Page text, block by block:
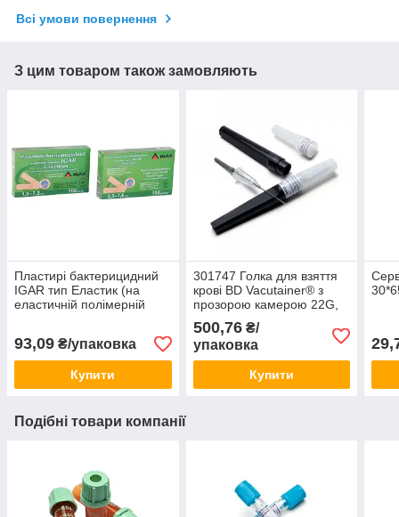
Всі умови повернення
З цим товаром також замовляють
Пластирі бактерицидний
IGAR тип Еластик (на
еластичній полімерній
93,09 ₴/упаковка
Купити
301747 Голка для взяття
крові BD Vacutainer® з
прозорою камерою 22G,
чорна (50шт)
500,76₴/
упаковка
Купити
Подібні товари компанії